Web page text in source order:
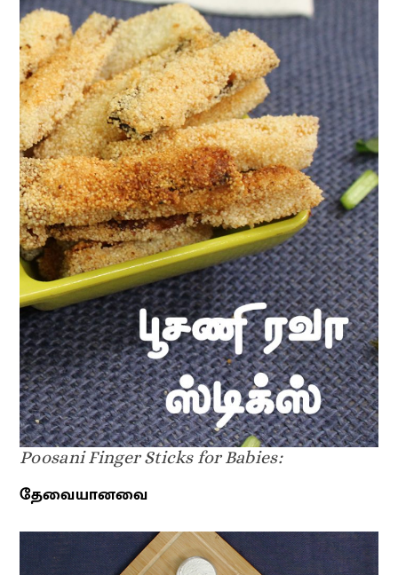
Poosani Finger Sticks for Babies:
தேவையானவை